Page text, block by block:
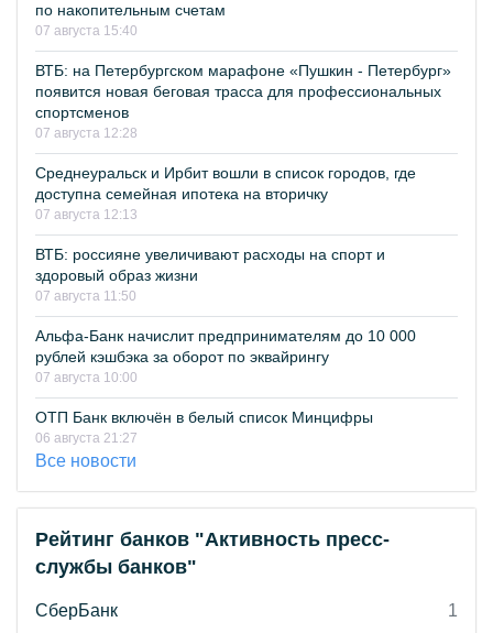
по накопительным счетам
07 августа 15:40
ВТБ: на Петербургском марафоне «Пушкин - Петербург»
появится новая беговая трасса для профессиональных
спортсменов
07 августа 12:28
Среднеуральск и Ирбит вошли в список городов, где
доступна семейная ипотека на вторичку
07 августа 12:13
ВТБ: россияне увеличивают расходы на спорт и
здоровый образ жизни
07 августа 11:50
Альфа-Банк начислит предпринимателям до 10 000
рублей кэшбэка за оборот по эквайрингу
07 августа 10:00
ОТП Банк включён в белый список Минцифры
06 августа 21:27
Все новости
Рейтинг банков "Активность пресс-
службы банков"
СберБанк
1